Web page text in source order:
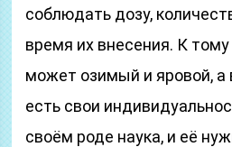
соблюдать дозу,
время их внесения. К
может озимый и яровой, а
есть свои
своём роде наука, и её